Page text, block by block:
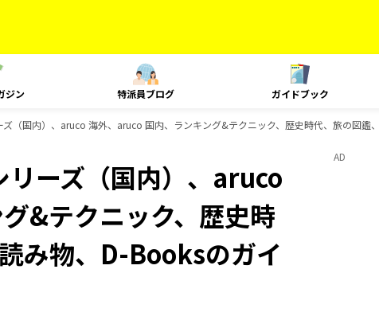
ジン 特派員ブログ ガイドブック
（国内）、aruco 海外、aruco 国内、ランキング&テクニック、歴史時代、旅の図鑑
ーズ（国内）、aruco
&テクニック、歴史時
み物、D-Booksのガイ
AD